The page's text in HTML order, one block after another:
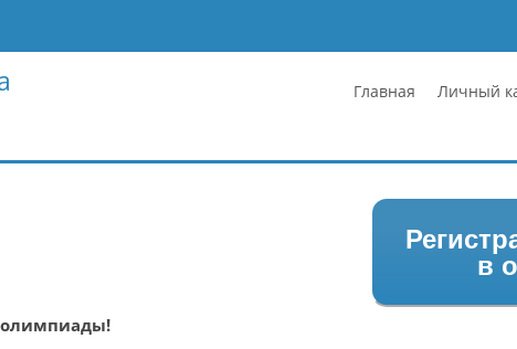
Главная Личный
олимпиады!
в